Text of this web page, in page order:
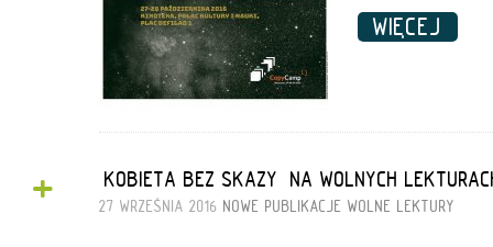
WIĘCEJ
+ „KOBIETA BEZ SKAZY” NA WOLNYCH
27 WRZEŚNIA 2016 NOWE PUBLIKACJE WOLNE LEKTURY